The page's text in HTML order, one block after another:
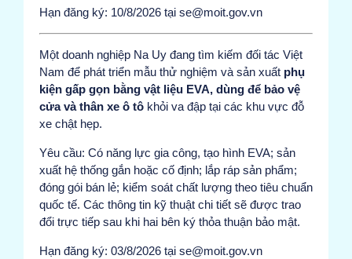
Hạn đăng ký: 10/8/2026 tại se@moit.gov.vn
Một doanh nghiệp Na Uy đang tìm kiếm đối tác Việt
Nam để phát triển mẫu thử nghiệm và sản xuất phụ
kiện gấp gọn bằng vật liệu EVA, dùng để bảo vệ
cửa và thân xe ô tô khỏi va đập tại các khu vực đỗ
xe chật hẹp.
Yêu cầu: Có năng lực gia công, tạo hình EVA; sản
xuất hệ thống gắn hoặc cố định; lắp ráp sản phẩm;
đóng gói bán lẻ; kiểm soát chất lượng theo tiêu chuẩn
quốc tế. Các thông tin kỹ thuật chi tiết sẽ được trao
đổi trực tiếp sau khi hai bên ký thỏa thuận bảo mật.
Hạn đăng ký: 03/8/2026 tại se@moit.gov.vn